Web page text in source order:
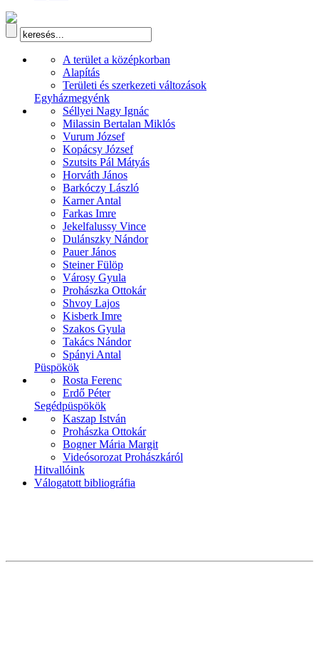
A terület a középkorban
Alapítás
Területi és szerkezeti változások
Egyházmegyénk
Séllyei Nagy Ignác
Milassin Bertalan Miklós
Vurum József
Kopácsy József
Szutsits Pál Mátyás
Horváth János
Barkóczy László
Karner Antal
Farkas Imre
Jekelfalussy Vince
Dulánszky Nándor
Pauer János
Steiner Fülöp
Városy Gyula
Prohászka Ottokár
Shvoy Lajos
Kisberk Imre
Szakos Gyula
Takács Nándor
Spányi Antal
Püspökök
Rosta Ferenc
Erdő Péter
Segédpüspökök
Kaszap István
Prohászka Ottokár
Bogner Mária Margit
Videósorozat Prohászkáról
Hitvallóink
Válogatott bibliográfia